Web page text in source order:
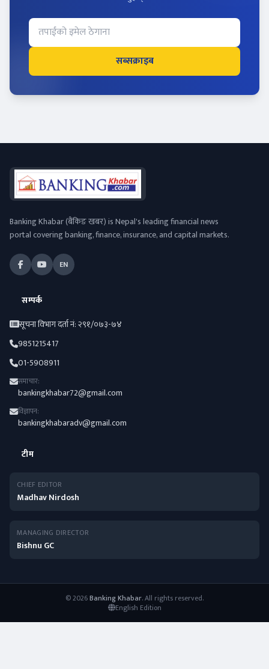
सब्सक्राइब
Banking Khabar (बैंकिङ खबर) is Nepal's leading financial news
portal covering banking, finance, insurance, and capital markets.
EN
सम्पर्क
सूचना विभाग दर्ता नं: २९१/०७३-७४
9851215417
01-5908911
समाचार:
bankingkhabar72@gmail.com
विज्ञापन:
bankingkhabaradv@gmail.com
टीम
CHIEF EDITOR
Madhav Nirdosh
MANAGING DIRECTOR
Bishnu GC
© 2026Banking Khabar. All rights reserved.
English Edition